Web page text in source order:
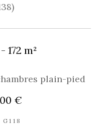
172 m²
plain-pied
€